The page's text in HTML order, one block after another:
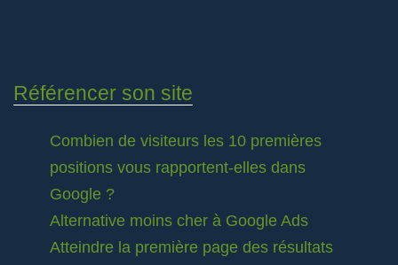
Référencer son site
Combien de visiteurs les 10 premières
positions vous rapportent-elles dans
Google ?
Alternative moins cher à Google Ads
Atteindre la première page des résultats